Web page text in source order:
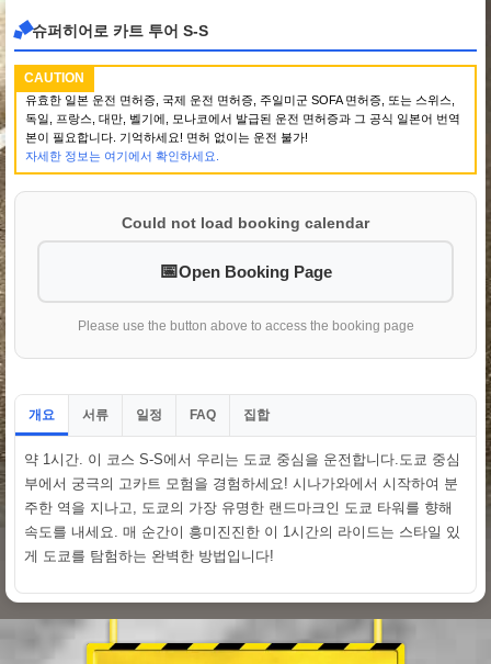
슈퍼히어로 카트 투어 S-S
CAUTION
유효한 일본 운전 면허증, 국제 운전 면허증, 주일미군 SOFA 면허증, 또는 스위스,
독일, 프랑스, 대만, 벨기에, 모나코에서 발급된 운전 면허증과 그 공식 일본어 번역
본이 필요합니다. 기억하세요! 면허 없이는 운전 불가!
자세한 정보는 여기에서 확인하세요.
Could not load booking calendar
Open Booking Page
Please use the button above to access the booking page
개요 서류 일정 FAQ 집합
약 1시간. 이 코스 S-S에서 우리는 도쿄 중심을 운전합니다.도쿄 중심
부에서 궁극의 고카트 모험을 경험하세요! 시나가와에서 시작하여 분
주한 역을 지나고, 도쿄의 가장 유명한 랜드마크인 도쿄 타워를 향해
속도를 내세요. 매 순간이 흥미진진한 이 1시간의 라이드는 스타일 있
게 도쿄를 탐험하는 완벽한 방법입니다!